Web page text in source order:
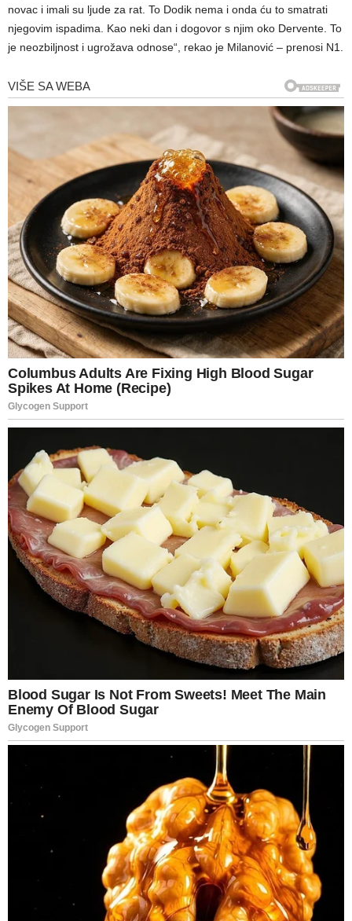
novac i imali su ljude za rat. To Dodik nema i onda ću to smatrati
njegovim ispadima. Kao neki dan i dogovor s njim oko Dervente. To
je neozbiljnost i ugrožava odnose“, rekao je Milanović – prenosi N1.